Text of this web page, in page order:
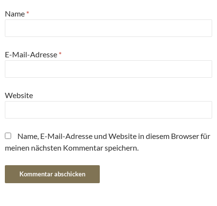
Name *
E-Mail-Adresse *
Website
Name, E-Mail-Adresse und Website in diesem Browser für
meinen nächsten Kommentar speichern.